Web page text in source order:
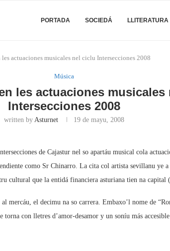
PORTADA SOCIEDÁ LLITERATURA
les actuaciones musicales nel ciclu Intersecciones 2008
Música
les actuaciones musicales
Intersecciones 2008
written by Asturnet 19 de mayu, 2008
de Cajastur nel so apartáu musical cola
como Sr Chinarro. La cita col artista sevillanu ye a
cultural que la entidá financiera asturiana tien na capital
mercáu, el decimu na so carrera. Embaxo’l nome de
con lletres d’amor-desamor y un soníu más